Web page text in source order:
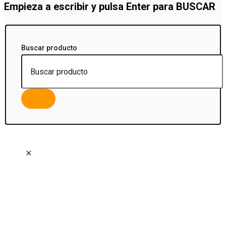
Empieza a escribir y pulsa Enter para BUSCAR
Buscar producto